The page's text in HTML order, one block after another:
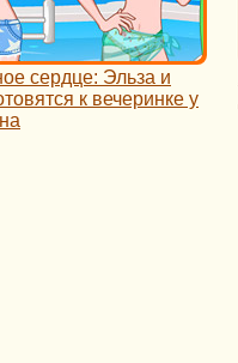
сердце: Эльза и
к вечеринке у